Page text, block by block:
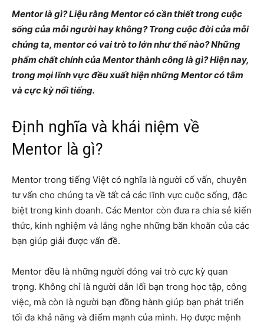
Mentor là gì? Liệu rằng Mentor có cần thiết trong cuộc
sống của mỗi người hay không? Trong cuộc đời của mỗi
chúng ta, mentor có vai trò to lớn như thế nào? Những
phẩm chất chính của Mentor thành công là gì? Hiện nay,
trong mọi lĩnh vực đều xuất hiện những Mentor có tâm
và cực kỳ nổi tiếng.
Định nghĩa và khái niệm về
Mentor là gì?
Mentor trong tiếng Việt có nghĩa là người cố vấn, chuyên
tư vấn cho chúng ta về tất cả các lĩnh vực cuộc sống, đặc
biệt trong kinh doanh. Các Mentor còn đưa ra chia sẻ kiến
thức, kinh nghiệm và lắng nghe những băn khoăn của các
bạn giúp giải được vấn đề.
Mentor đều là những người đóng vai trò cực kỳ quan
trọng. Không chỉ là người dẫn lối bạn trong học tập, công
việc, mà còn là người bạn đồng hành giúp bạn phát triển
tối đa khả năng và điểm mạnh của mình. Họ được mệnh